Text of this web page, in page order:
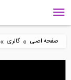
صفحه اصلی » گالری »